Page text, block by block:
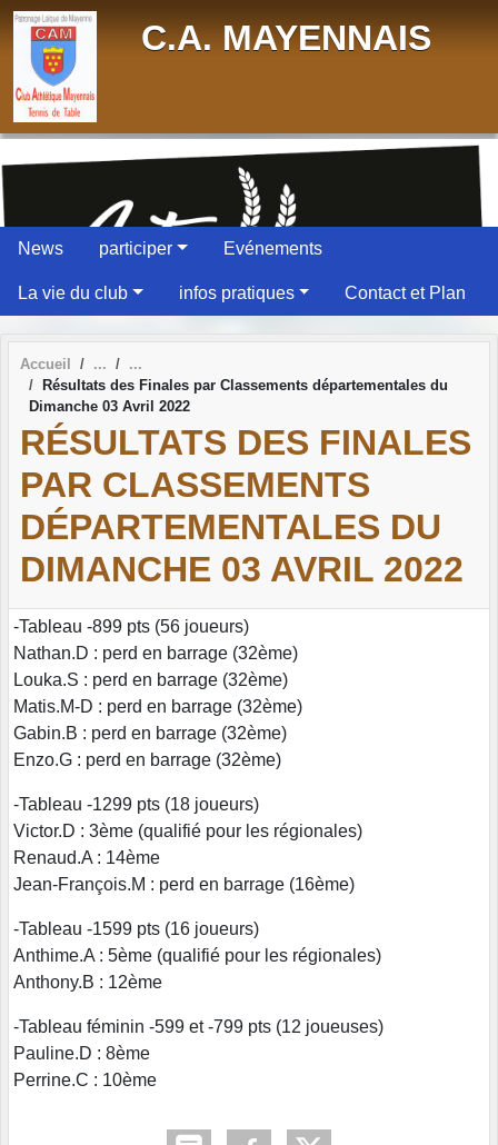
C.A. MAYENNAIS
News participer Evénements
La vie du club infos pratiques Contact et Plan
Accueil
Résultats des Finales par Classements départementales du
Dimanche 03 Avril 2022
RÉSULTATS DES FINALES
PAR CLASSEMENTS
DÉPARTEMENTALES DU
DIMANCHE 03 AVRIL 2022
-Tableau -899 pts (56 joueurs)
Nathan.D : perd en barrage (32ème)
Louka.S : perd en barrage (32ème)
Matis.M-D : perd en barrage (32ème)
Gabin.B : perd en barrage (32ème)
Enzo.G : perd en barrage (32ème)
-Tableau -1299 pts (18 joueurs)
Victor.D : 3ème (qualifié pour les régionales)
Renaud.A : 14ème
Jean-François.M : perd en barrage (16ème)
-Tableau -1599 pts (16 joueurs)
Anthime.A : 5ème (qualifié pour les régionales)
Anthony.B : 12ème
-Tableau féminin -599 et -799 pts (12 joueuses)
Pauline.D : 8ème
Perrine.C : 10ème
Panneau de gestion des cookies